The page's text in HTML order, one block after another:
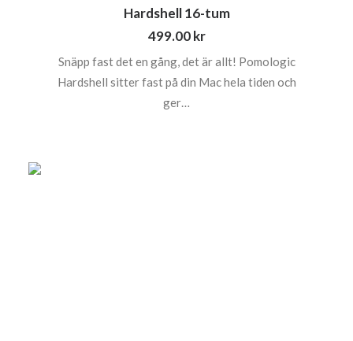
Hardshell 16-tum
499.00kr
Snäpp fast det en gång, det är allt! Pomologic
Hardshell sitter fast på din Mac hela tiden och
ger…